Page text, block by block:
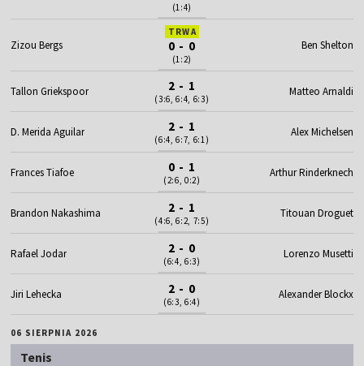
(1:4)
Zizou Bergs
TRWA
0 - 0
(1:2)
Ben Shelton
Tallon Griekspoor 2 - 1
(3:6, 6:4, 6:3)
Matteo Arnaldi
D. Merida Aguilar 2 - 1
(6:4, 6:7, 6:1)
Alex Michelsen
Frances Tiafoe 0 - 1
(2:6, 0:2)
Arthur Rinderknech
Brandon Nakashima 2 - 1
(4:6, 6:2, 7:5)
Titouan Droguet
Rafael Jodar 2 - 0
(6:4, 6:3)
Lorenzo Musetti
Jiri Lehecka 2 - 0
(6:3, 6:4)
Alexander Blockx
06 SIERPNIA 2026
Tenis